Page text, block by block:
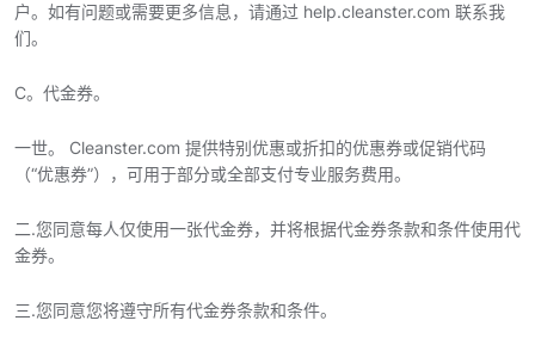
户。如有问题或需要更多信息，请通过 help.cleanster.com 联系我
们。
C。代金券。
一世。 Cleanster.com 提供特别优惠或折扣的优惠券或促销代码
（“优惠券”），可用于部分或全部支付专业服务费用。
二.您同意每人仅使用一张代金券，并将根据代金券条款和条件使用代
金券。
三.您同意您将遵守所有代金券条款和条件。